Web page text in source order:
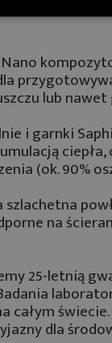
lub
i garnki
(ok. 90%
szlachetna
na
25-letnią
całym
dla